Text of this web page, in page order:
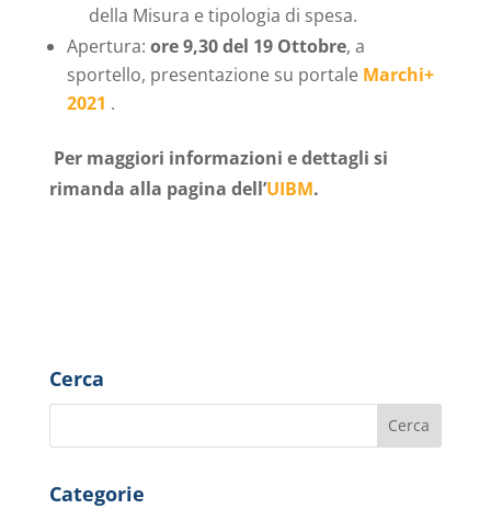
della Misura e tipologia di spesa.
Apertura: ore 9,30 del 19 Ottobre, a
sportello, presentazione su portale Marchi+
2021 .
Per maggiori informazioni e dettagli si
rimanda alla pagina dell’UIBM.
Cerca
Categorie